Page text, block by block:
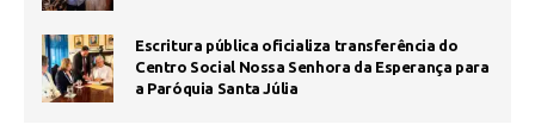
Escritura pública oficializa transferência do
Centro Social Nossa Senhora da Esperança para
a Paróquia Santa Júlia